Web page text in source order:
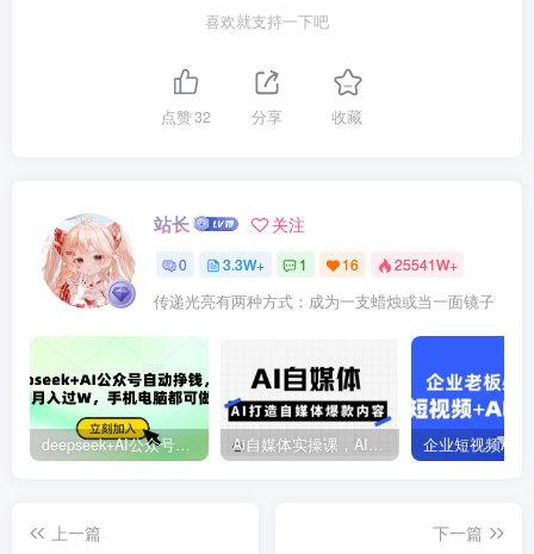
喜欢就支持一下吧
点赞32 分享 收藏
站长 关注
0 3.3W+ 1 16 25541W+
传递光亮有两种方式：成为一支蜡烛或当一面镜子
deepseek+AI公众号自动挣钱，轻松月入过W，手机电脑都可做 Ai自媒体实操课，AI打造自媒体爆款内容
上一篇
下一篇